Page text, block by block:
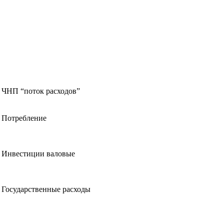
ЧНП “поток расходов”
Потребление
Инвестиции валовые
Государственные расходы